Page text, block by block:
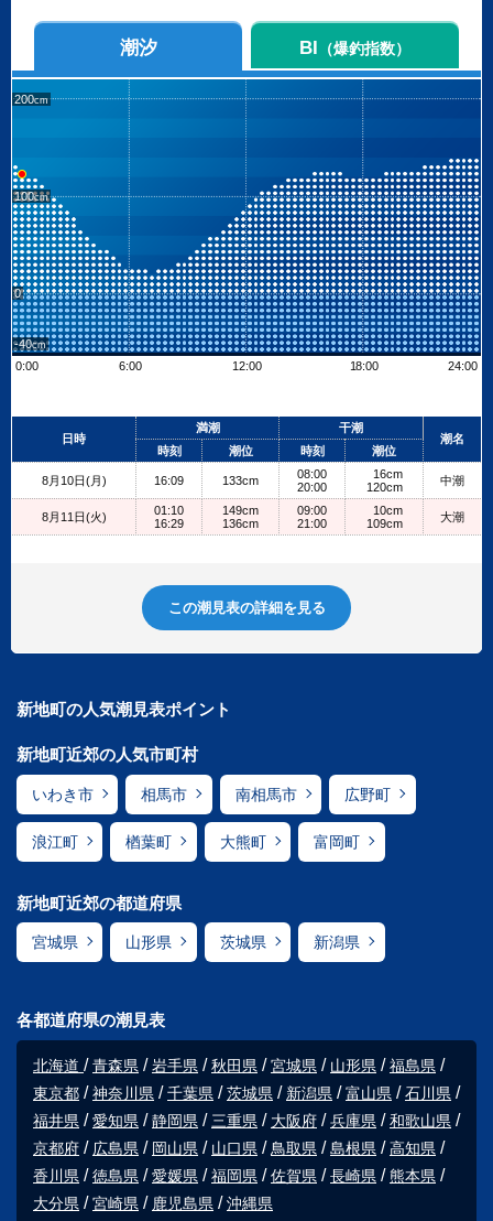
潮汐 BI （爆釣指数）
200
100
0
-40
0:00
6:00 12:00 18:00 24:00
+
日時
満潮
干潮
潮名
時刻
潮位 時刻 潮位
8月10日(月) 16:09 133cm
08:00
20:00
16cm
120cm
中潮
8月11日(火)
01:10
16:29
149cm
136cm
09:00
21:00
10cm
109cm
大潮
この潮見表の詳細を見る
新地町の人気潮見表ポイント
新地町近郊の人気市町村
いわき市 相馬市 南相馬市 広野町
浪江町 楢葉町 大熊町 富岡町
新地町近郊の都道府県
宮城県 山形県 茨城県 新潟県
各都道府県の潮見表
北海道 青森県 岩手県 秋田県 宮城県 山形県
福島県
東京都
神奈川県 千葉県 茨城県 新潟県 富山県
石川県
福井県
愛知県 静岡県 三重県 大阪府 兵庫県
和歌山県
京都府
広島県 岡山県 山口県 鳥取県 島根県
高知県
香川県
徳島県 愛媛県 福岡県 佐賀県 長崎県
熊本県
大分県
宮崎県 鹿児島県 沖縄県